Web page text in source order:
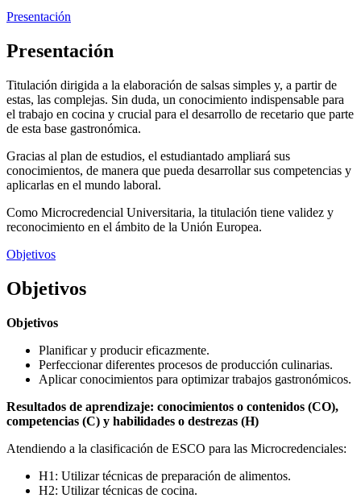
Presentación
Presentación
Titulación dirigida a la elaboración de salsas simples y, a partir de
estas, las complejas. Sin duda, un conocimiento indispensable para
el trabajo en cocina y crucial para el desarrollo de recetario que parte
de esta base gastronómica.
Gracias al plan de estudios, el estudiantado ampliará sus
conocimientos, de manera que pueda desarrollar sus competencias y
aplicarlas en el mundo laboral.
Como Microcredencial Universitaria, la titulación tiene validez y
reconocimiento en el ámbito de la Unión Europea.
Objetivos
Objetivos
Objetivos
Planificar y producir eficazmente.
Perfeccionar diferentes procesos de producción culinarias.
Aplicar conocimientos para optimizar trabajos gastronómicos.
Resultados de aprendizaje: conocimientos o contenidos (CO),
competencias (C) y habilidades o destrezas (H)
Atendiendo a la clasificación de ESCO para las Microcredenciales:
H1: Utilizar técnicas de preparación de alimentos.
H2: Utilizar técnicas de cocina.